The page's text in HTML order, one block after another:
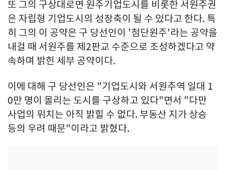
또 그의 구상대로면 원주기업도시를 비롯한 서원주권
은 자립형 기업도시의 성장축이 될 수 있다고 한다. 특
히 그의 이 공약은 구 당선인이 '첨단원주'라는 공약을
내걸 때 서원주를 제2판교 수준으로 조성하겠다고 약
속하며 밝힌 세부 공약이다.
이에 대해 구 당선인은 "기업도시와 서원주역 일대 1
0만 명이 몰리는 도시를 구상하고 있다"면서 "다만
사업의 위치는 아직 밝힐 수 없다. 부동산 지가 상승
등의 우려 때문"이라고 밝혔다.